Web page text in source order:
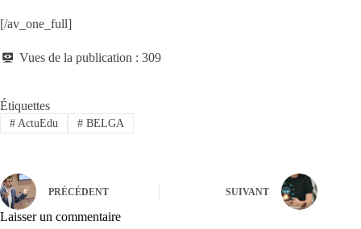
[/av_one_full]
Vues de la publication : 309
Étiquettes
#ActuEdu #BELGA
PRÉCÉDENT SUIVANT
Laisser un commentaire